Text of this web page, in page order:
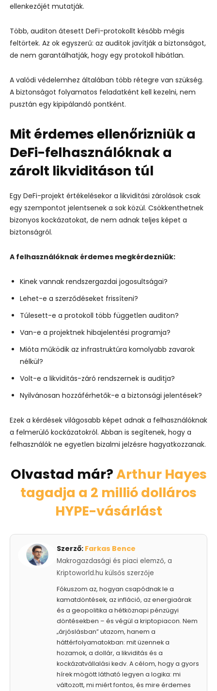
ellenkezőjét mutatják.
Több, auditon átesett DeFi-protokollt később mégis
feltörtek. Az ok egyszerű: az auditok javítják a biztonságot,
de nem garantálhatják, hogy egy protokoll hibátlan.
A valódi védelemhez általában több rétegre van szükség.
A biztonságot folyamatos feladatként kell kezelni, nem
pusztán egy kipipálandó pontként.
Mit érdemes ellenőrizniük a
DeFi-felhasználóknak a
zárolt likviditáson túl
Egy DeFi-projekt értékelésekor a likviditási zárolások csak
egy szempontot jelentsenek a sok közül. Csökkenthetnek
bizonyos kockázatokat, de nem adnak teljes képet a
biztonságról.
A felhasználóknak érdemes megkérdezniük:
Kinek vannak rendszergazdai jogosultságai?
Lehet-e a szerződéseket frissíteni?
Túlesett-e a protokoll több független auditon?
Van-e a projektnek hibajelentési programja?
Mióta működik az infrastruktúra komolyabb zavarok
nélkül?
Volt-e a likviditás-záró rendszernek is auditja?
Nyilvánosan hozzáférhetők-e a biztonsági jelentések?
Ezek a kérdések világosabb képet adnak a felhasználóknak
a felmerülő kockázatokról. Abban is segítenek, hogy a
felhasználók ne egyetlen bizalmi jelzésre hagyatkozzanak.
Olvastad már?Arthur Hayes
tagadja a 2 millió dolláros
HYPE-vásárlást
Szerző: Farkas Bence
Makrogazdasági és piaci elemző, a
Kriptoworld.hu külsős szerzője
Fókuszom az, hogyan csapódnak le a
kamatdöntések, az infláció, az energiaárak
és a geopolitika a hétköznapi pénzügyi
döntésekben – és végül a kriptopiacon. Nem
„árjóslásban” utazom, hanem a
háttérfolyamatokban: mit üzennek a
hozamok, a dollár, a likviditás és a
kockázatvállalási kedv. A célom, hogy a gyors
hírek mögött látható legyen a logika: mi
változott, mi miért fontos, és mire érdemes